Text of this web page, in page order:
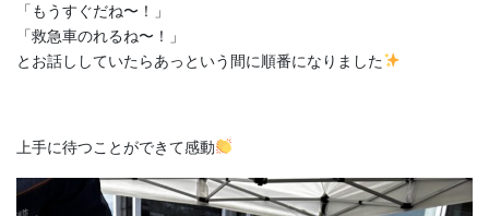
「もうすぐだね〜！」
「救急車のれるね〜！」
とお話ししていたらあっという間に順番になりました
上手に待つことができて感動